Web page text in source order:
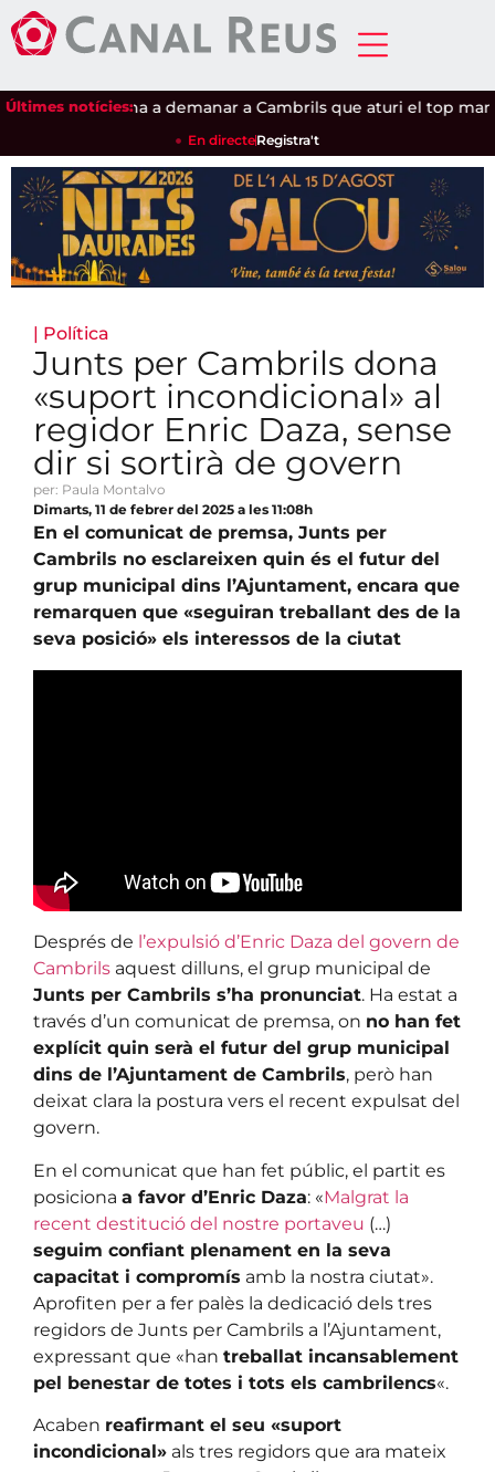
Últimes notícies:
|Salou torna a demanar a Cambrils que aturi el top manta|
En directeRegistra't
| Política
Junts per Cambrils dona
«suport incondicional» al
regidor Enric Daza, sense
dir si sortirà de govern
per: Paula Montalvo
Dimarts, 11 de febrer del 2025 a les 11:08h
En el comunicat de premsa, Junts per
Cambrils no esclareixen quin és el futur del
grup municipal dins l’Ajuntament, encara que
remarquen que «seguiran treballant des de la
seva posició» els interessos de la ciutat
Després de l’expulsió d’Enric Daza del govern de
Cambrils aquest dilluns, el grup municipal de
Junts per Cambrils s’ha pronunciat. Ha estat a
través d’un comunicat de premsa, on no han fet
explícit quin serà el futur del grup municipal
dins de l’Ajuntament de Cambrils, però han
deixat clara la postura vers el recent expulsat del
govern.
En el comunicat que han fet públic, el partit es
posiciona a favor d’Enric Daza: «Malgrat la
recent destitució del nostre portaveu (…)
seguim confiant plenament en la seva
capacitat i compromís amb la nostra ciutat».
Aprofiten per a fer palès la dedicació dels tres
regidors de Junts per Cambrils a l’Ajuntament,
expressant que «han treballat incansablement
pel benestar de totes i tots els cambrilencs«.
Acaben reafirmant el seu «suport
incondicional» als tres regidors que ara mateix